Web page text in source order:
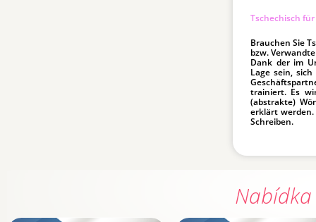
Tschechisch
Brauchen Sie
bzw.
Dank der im
Lage sein,
trainiert. Es
(abstrakte)
erklärt werden.
Schreiben.